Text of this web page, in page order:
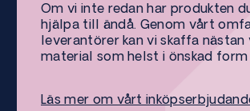
Om vi inte redan har produkten
hjälpa till ändå. Genom vårt
leverantörer kan vi skaffa nästan
material som helst i önskad
Läs mer om vårt